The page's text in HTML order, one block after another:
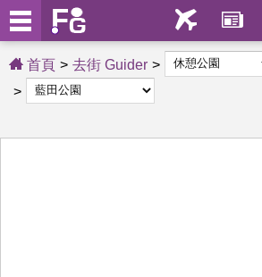
首頁 去街 Guider